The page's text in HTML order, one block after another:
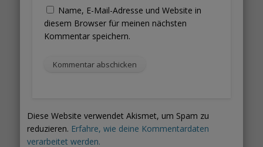
Name, E-Mail-Adresse und Website in
diesem Browser für meinen nächsten
Kommentar speichern.
Diese Website verwendet Akismet, um Spam zu
reduzieren. Erfahre, wie deine Kommentardaten
verarbeitet werden.